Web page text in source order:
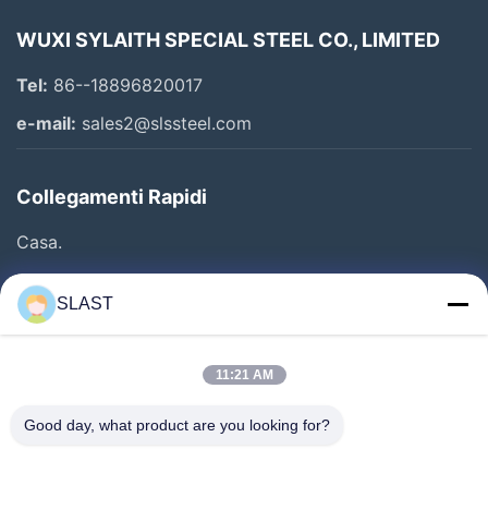
WUXI SYLAITH SPECIAL STEEL CO., LIMITED
Tel: 86--18896820017
e-mail: sales2@slssteel.com
Collegamenti Rapidi
Casa.
Prodotti
Video
Controllo Della Qualità
SLAST
11:21 AM
Good day, what product are you looking for?